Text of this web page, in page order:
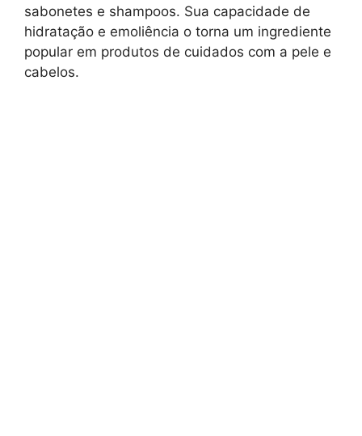
sabonetes e shampoos. Sua capacidade de
hidratação e emoliência o torna um ingrediente
popular em produtos de cuidados com a pele e
cabelos.